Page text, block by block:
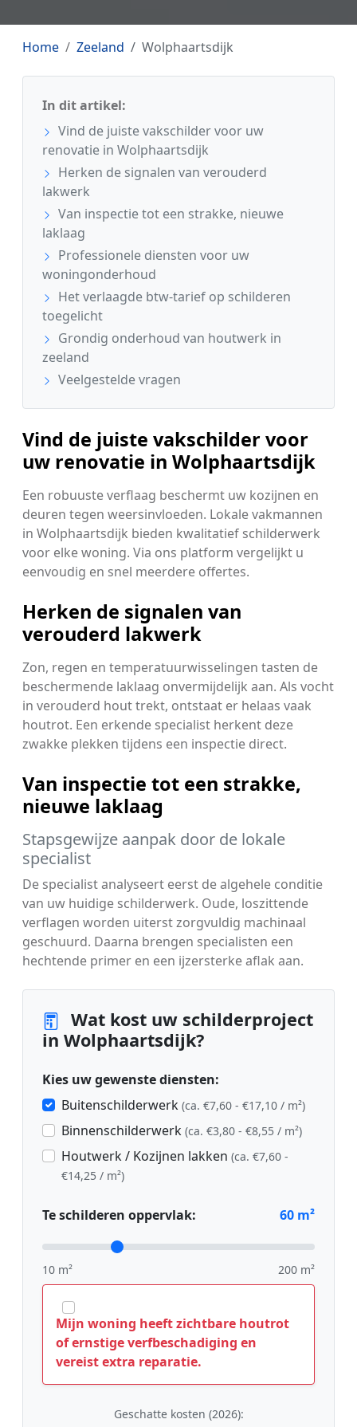
Home Zeeland Wolphaartsdijk
In dit artikel:
Vind de juiste vakschilder voor uw
renovatie in Wolphaartsdijk
Herken de signalen van verouderd
lakwerk
Van inspectie tot een strakke, nieuwe
laklaag
Professionele diensten voor uw
woningonderhoud
Het verlaagde btw-tarief op schilderen
toegelicht
Grondig onderhoud van houtwerk in
zeeland
Veelgestelde vragen
Vind de juiste vakschilder voor
uw renovatie in Wolphaartsdijk
Een robuuste verflaag beschermt uw kozijnen en
deuren tegen weersinvloeden. Lokale vakmannen
in Wolphaartsdijk bieden kwalitatief schilderwerk
voor elke woning. Via ons platform vergelijkt u
eenvoudig en snel meerdere offertes.
Herken de signalen van
verouderd lakwerk
Zon, regen en temperatuurwisselingen tasten de
beschermende laklaag onvermijdelijk aan. Als vocht
in verouderd hout trekt, ontstaat er helaas vaak
houtrot. Een erkende specialist herkent deze
zwakke plekken tijdens een inspectie direct.
Van inspectie tot een strakke,
nieuwe laklaag
Stapsgewijze aanpak door de lokale
specialist
De specialist analyseert eerst de algehele conditie
van uw huidige schilderwerk. Oude, loszittende
verflagen worden uiterst zorgvuldig machinaal
geschuurd. Daarna brengen specialisten een
hechtende primer en een ijzersterke aflak aan.
Wat kost uw schilderproject
in Wolphaartsdijk?
Kies uw gewenste diensten:
Buitenschilderwerk (ca. €7,60 - €17,10 / m²)
Binnenschilderwerk (ca. €3,80 - €8,55 / m²)
Houtwerk / Kozijnen lakken (ca. €7,60 -
€14,25 / m²)
Te schilderen oppervlak: 60 m²
10 m² 200 m²
Mijn woning heeft zichtbare houtrot
of ernstige verfbeschadiging en
vereist extra reparatie.
Geschatte kosten (2026):